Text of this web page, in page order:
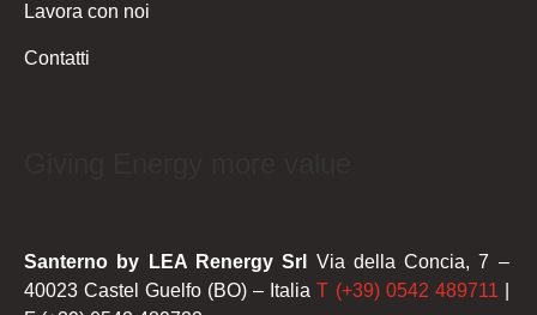
Lavora con noi
Contatti
Santerno by LEA Renergy Srl Via della Concia, 7 –
40023 Castel Guelfo (BO) – ItaliaT (+39) 0542 489711